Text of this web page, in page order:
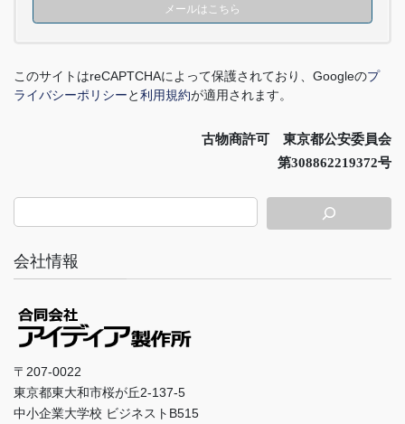
メールはこちら
このサイトはreCAPTCHAによって保護されており、 Googleのプ
ライバシーポリシーと利用規約が適用されます。
古物商許可 東京都公安委員会
第308862219372号
会社情報
〒207-0022
東京都東大和市桜が丘2-137-5
中小企業大学校 ビジネストB515